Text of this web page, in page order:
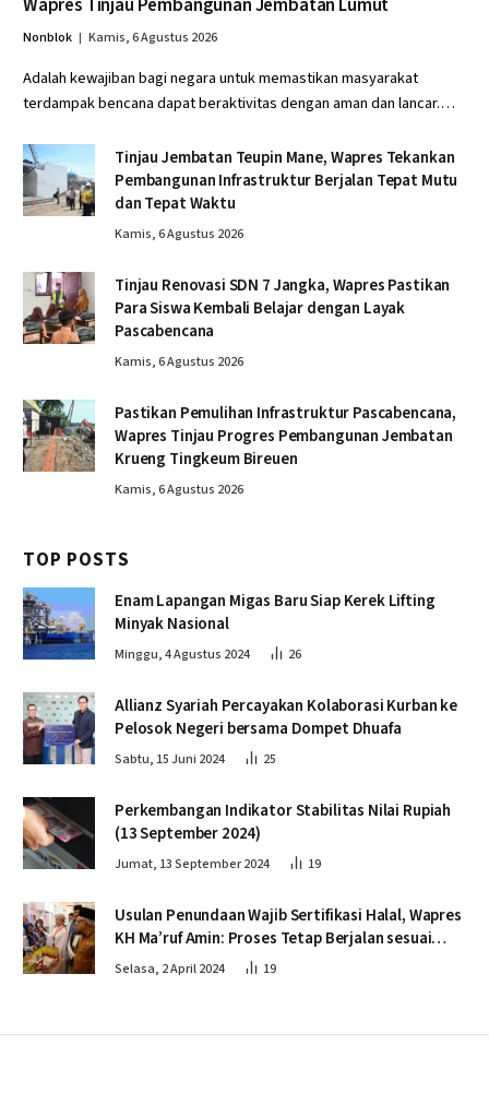
Nonblok Kamis, 6 Agustus 2026
Adalah kewajiban bagi negara untuk memastikan masyarakat
terdampak bencana dapat beraktivitas dengan aman dan lancar.…
Tinjau Jembatan Teupin Mane, Wapres Tekankan
Pembangunan Infrastruktur Berjalan Tepat Mutu
dan Tepat Waktu
Kamis, 6 Agustus 2026
Tinjau Renovasi SDN 7 Jangka, Wapres Pastikan
Para Siswa Kembali Belajar dengan Layak
Pascabencana
Kamis, 6 Agustus 2026
Pastikan Pemulihan Infrastruktur Pascabencana,
Wapres Tinjau Progres Pembangunan Jembatan
Krueng Tingkeum Bireuen
Kamis, 6 Agustus 2026
TOP POSTS
Enam Lapangan Migas Baru Siap Kerek Lifting
Minyak Nasional
Minggu, 4 Agustus 2024 26
Allianz Syariah Percayakan Kolaborasi Kurban ke
Pelosok Negeri bersama Dompet Dhuafa
Sabtu, 15 Juni 2024 25
Perkembangan Indikator Stabilitas Nilai Rupiah
(13 September 2024)
Jumat, 13 September 2024 19
Usulan Penundaan Wajib Sertifikasi Halal, Wapres
KH Ma’ruf Amin: Proses Tetap Berjalan sesuai
Penahapan
Selasa, 2 April 2024 19